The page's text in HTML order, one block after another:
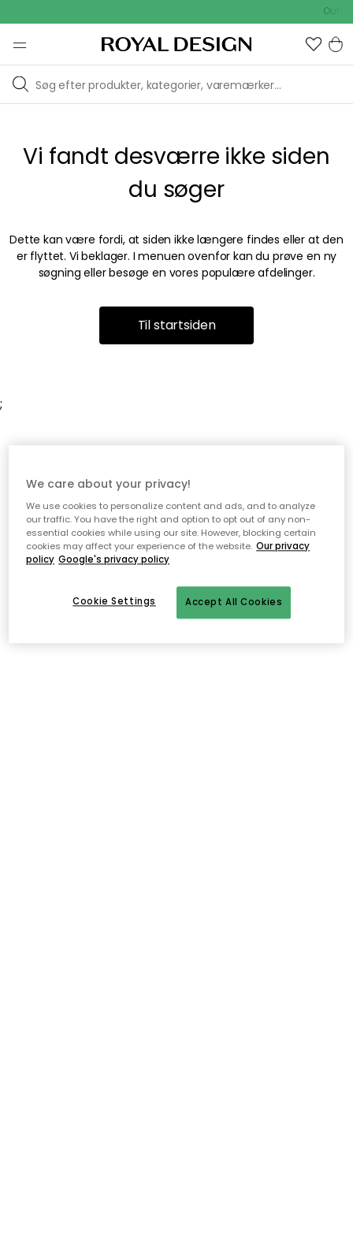
Vi fandt desværre ikke siden
du søger
Dette kan være fordi, at siden ikke længere findes eller at den
er flyttet. Vi beklager. I menuen ovenfor kan du prøve en ny
søgning eller besøge en vores populære afdelinger.
Til startsiden
;
We care about your privacy!
We use cookies to personalize content and ads, and to analyze
our traffic. You have the right and option to opt out of any non-
essential cookies while using our site. However, blocking certain
cookies may affect your experience of the website. Our privacy
policy Google's privacy policy
Accept All Cookies
Cookie Settings